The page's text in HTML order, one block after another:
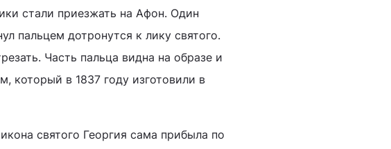
стали приезжать на Афон. Один
пальцем дотронутся к лику святого.
Часть пальца видна на образе и
который в 1837 году изготовили в
святого Георгия сама прибыла по